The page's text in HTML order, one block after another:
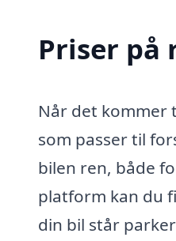
Priser på
Når det kommer
som passer til
bilen ren, både
platform kan du
din bil står